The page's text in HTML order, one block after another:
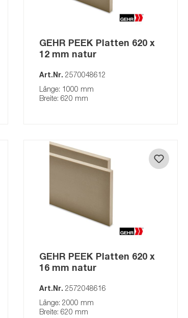
GEHR POM-ESD 9
GEHR PC
GEHR PET
GEHR PA6.6
GEHR PEEK Platten 620 x
12 mm natur
Art.Nr. 2570048612
Länge: 1000 mm
Breite: 620 mm
GEHR PEEK Platten 620 x
16 mm natur
Art.Nr. 2572048616
Länge: 2000 mm
Breite: 620 mm